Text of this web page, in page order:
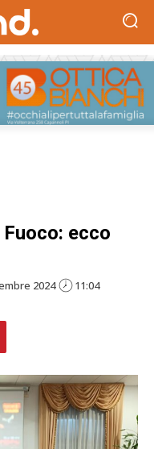
ecco
2024 11:04